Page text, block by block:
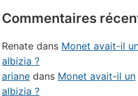
Commentaires
Renate dans Monet avait-il
albizia ?
ariane dans Monet avait-il un
albizia ?